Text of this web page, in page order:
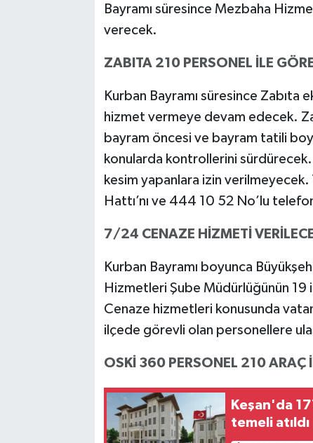
Bayramı süresince Mezbaha
verecek.
ZABITA 210 PERSONEL İLE
Kurban Bayramı süresince Zabıta
hizmet vermeye devam edecek.
bayram öncesi ve bayram tatili
konularda kontrollerini
kesim yapanlara izin verilmeyecek.
Hattı’nı ve 444 10 52 No’lu
7/24 CENAZE HİZMETİ
Kurban Bayramı boyunca
Hizmetleri Şube Müdürlüğünün
Cenaze hizmetleri konusunda
ilçede görevli olan personellere
OSKİ 360 PERSONEL 210 ARAÇ
Keşan'da
temeli atıldı